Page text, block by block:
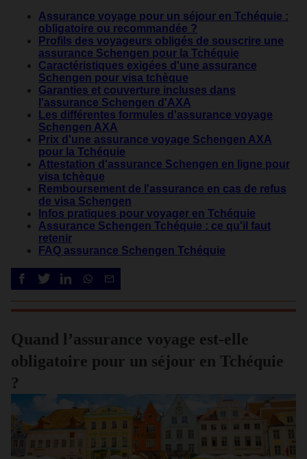
Assurance voyage pour un séjour en Tchéquie :
obligatoire ou recommandée ?
Profils des voyageurs obligés de souscrire une
assurance Schengen pour la Tchéquie
Caractéristiques exigées d'une assurance
Schengen pour visa tchèque
Garanties et couverture incluses dans
l'assurance Schengen d'AXA
Les différentes formules d'assurance voyage
Schengen AXA
Prix d'une assurance voyage Schengen AXA
pour la Tchéquie
Attestation d'assurance Schengen en ligne pour
visa tchèque
Remboursement de l'assurance en cas de refus
de visa Schengen
Infos pratiques pour voyager en Tchéquie
Assurance Schengen Tchéquie : ce qu'il faut
retenir
FAQ assurance Schengen Tchéquie
Quand l’assurance voyage est-elle
obligatoire pour un séjour en Tchéquie
?